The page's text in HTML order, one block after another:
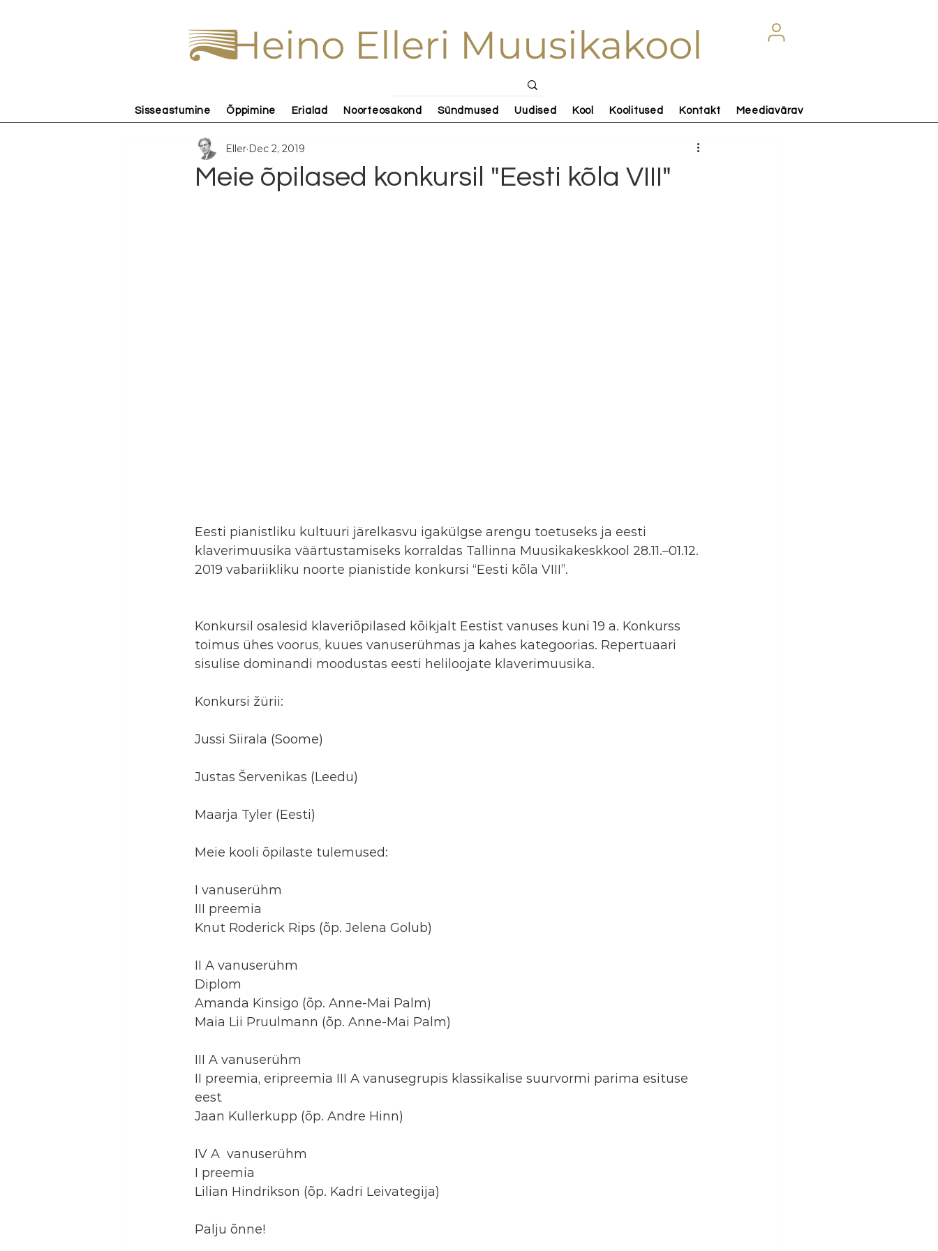
Heino Elleri Muusikakool
Sisseastumine Õppimine Erialad Noorteosakond Sündmused Uudised Kool Koolitused Kontakt Meediavärav
Meie õpilased konkursil "Eesti kõla VIII"
Eller Dec 2, 2019
Eesti pianistliku kultuuri järelkasvu igakülgse arengu toetuseks ja eesti
klaverimuusika väärtustamiseks korraldas Tallinna Muusikakeskkool 28.11.–01.12.
2019 vabariikliku noorte pianistide konkursi “Eesti kõla VIII”.
Konkursil osalesid klaveriõpilased kõikjalt Eestist vanuses kuni 19 a. Konkurss
toimus ühes voorus, kuues vanuserühmas ja kahes kategoorias. Repertuaari
sisulise dominandi moodustas eesti heliloojate klaverimuusika.
Konkursi žürii:
Jussi Siirala (Soome)
Justas Šervenikas (Leedu)
Maarja Tyler (Eesti)
Meie kooli õpilaste tulemused:
I vanuserühm
III preemia
Knut Roderick Rips (õp. Jelena Golub)
II A vanuserühm
Diplom
Amanda Kinsigo (õp. Anne-Mai Palm)
Maia Lii Pruulmann (õp. Anne-Mai Palm)
III A vanuserühm
II preemia, eripreemia III A vanusegrupis klassikalise suurvormi parima esituse
eest
Jaan Kullerkupp (õp. Andre Hinn)
IV A  vanuserühm
I preemia
Lilian Hindrikson (õp. Kadri Leivategija)
Palju õnne!